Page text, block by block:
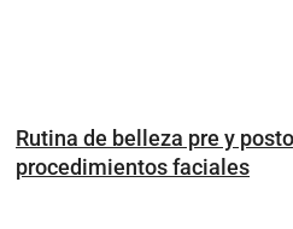
Rutina de belleza pre y
procedimientos faciales